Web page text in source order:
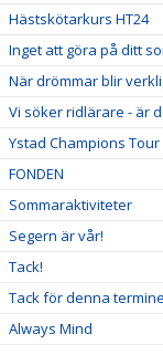
Hästskötarkurs HT24
Inget att göra på ditt
När drömmar blir
Vi söker ridlärare - är
Ystad Champions Tour
FONDEN
Sommaraktiviteter
Segern är vår!
Tack!
Tack för denna
Always Mind